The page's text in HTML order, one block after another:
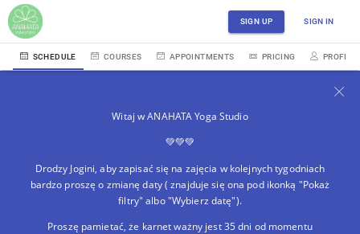
SIGN UP SIGN IN
SCHEDULE COURSES APPOINTMENTS PRICING PROFILE
Witaj w ANAHATA Yoga Studio
💚💚💚
Drodzy Jogini, aby zapisać się na zajęcia w kolejnych tygodniach
bardzo proszę o zmianę daty ( znajduje się ona pod ikonką "Pokaż
filtry" albo "Wybierz datę").
Proszę pamietać, że karnet ważny jest 35 dni od momentu